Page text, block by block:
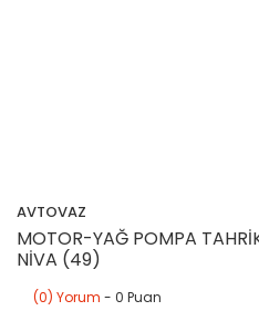
AVTOVAZ
MOTOR-YAĞ POMPA
NİVA (49)
(0) Yorum - 0 Puan